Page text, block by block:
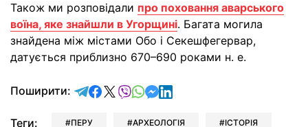
Також ми розповідали про поховання аварського
воїна, яке знайшли в Угорщині. Багата могила
знайдена між містами Обо і Секешфегервар,
датується приблизно 670–690 роками н. е.
Поширити: відправити у Telegram
поділитись у Facebook
поділитись у X
відправити у Viber
відправити у Whatsapp
відправити у Messenger
відправити у LinkedIn
Теги: ПЕРУ АРХЕОЛОГІЯ ІСТОРІЯ